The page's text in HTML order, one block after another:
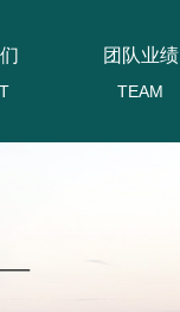
团队业绩
TEAM